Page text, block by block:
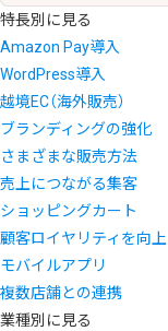
特長別に見る
Amazon Pay導入
WordPress導入
越境EC（海外販売）
ブランディングの強化
さまざまな販売方法
売上につながる集客
ショッピングカート
顧客ロイヤリティを向上
モバイルアプリ
複数店舗との連携
業種別に見る